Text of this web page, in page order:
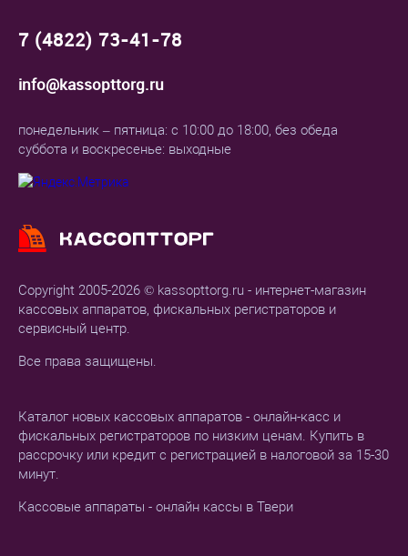
Copyright 2005-2026 © kassopttorg.ru - интернет-магазин
кассовых аппаратов, фискальных регистраторов и
сервисный центр.
Все права защищены.
Каталог новых кассовых аппаратов - онлайн-касс и
фискальных регистраторов по низким ценам. Купить в
рассрочку или кредит с регистрацией в налоговой за 15-30
минут.
Кассовые аппараты - онлайн кассы в Твери
7 (4822) 73-41-78
info@kassopttorg.ru
понедельник – пятница: с 10:00 до 18:00, без обеда
суббота и воскресенье: выходные